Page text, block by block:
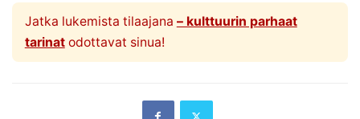
Jatka lukemista tilaajana – kulttuurin parhaat
tarinatodottavat sinua!